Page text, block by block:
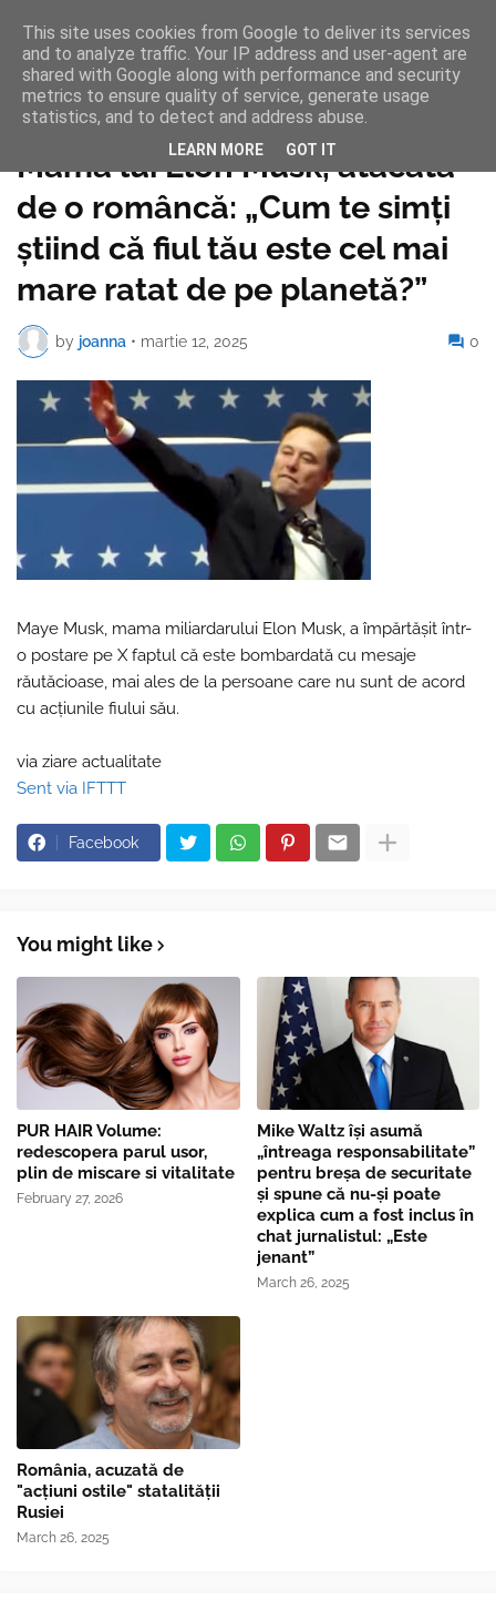
Pagina de pornire
Mama lui Elon Musk, atacată
de o româncă: „Cum te simți
știind că fiul tău este cel mai
mare ratat de pe planetă?”
by joanna • martie 12, 2025 0
Maye Musk, mama miliardarului Elon Musk, a împărtășit într-
o postare pe X faptul că este bombardată cu mesaje
răutăcioase, mai ales de la persoane care nu sunt de acord
cu acțiunile fiului său.
via ziare actualitate
Sent via IFTTT
Facebook
You might like
PUR HAIR Volume:
redescopera parul usor,
plin de miscare si vitalitate
February 27, 2026
Mike Waltz îşi asumă
„întreaga responsabilitate”
pentru breşa de securitate
și spune că nu-și poate
explica cum a fost inclus în
chat jurnalistul: „Este
jenant”
March 26, 2025
România, acuzată de
"acțiuni ostile" statalității
Rusiei
March 26, 2025
This site uses cookies from Google to deliver its services
and to analyze traffic. Your IP address and user-agent are
shared with Google along with performance and security
metrics to ensure quality of service, generate usage
statistics, and to detect and address abuse.
LEARN MORE GOT IT